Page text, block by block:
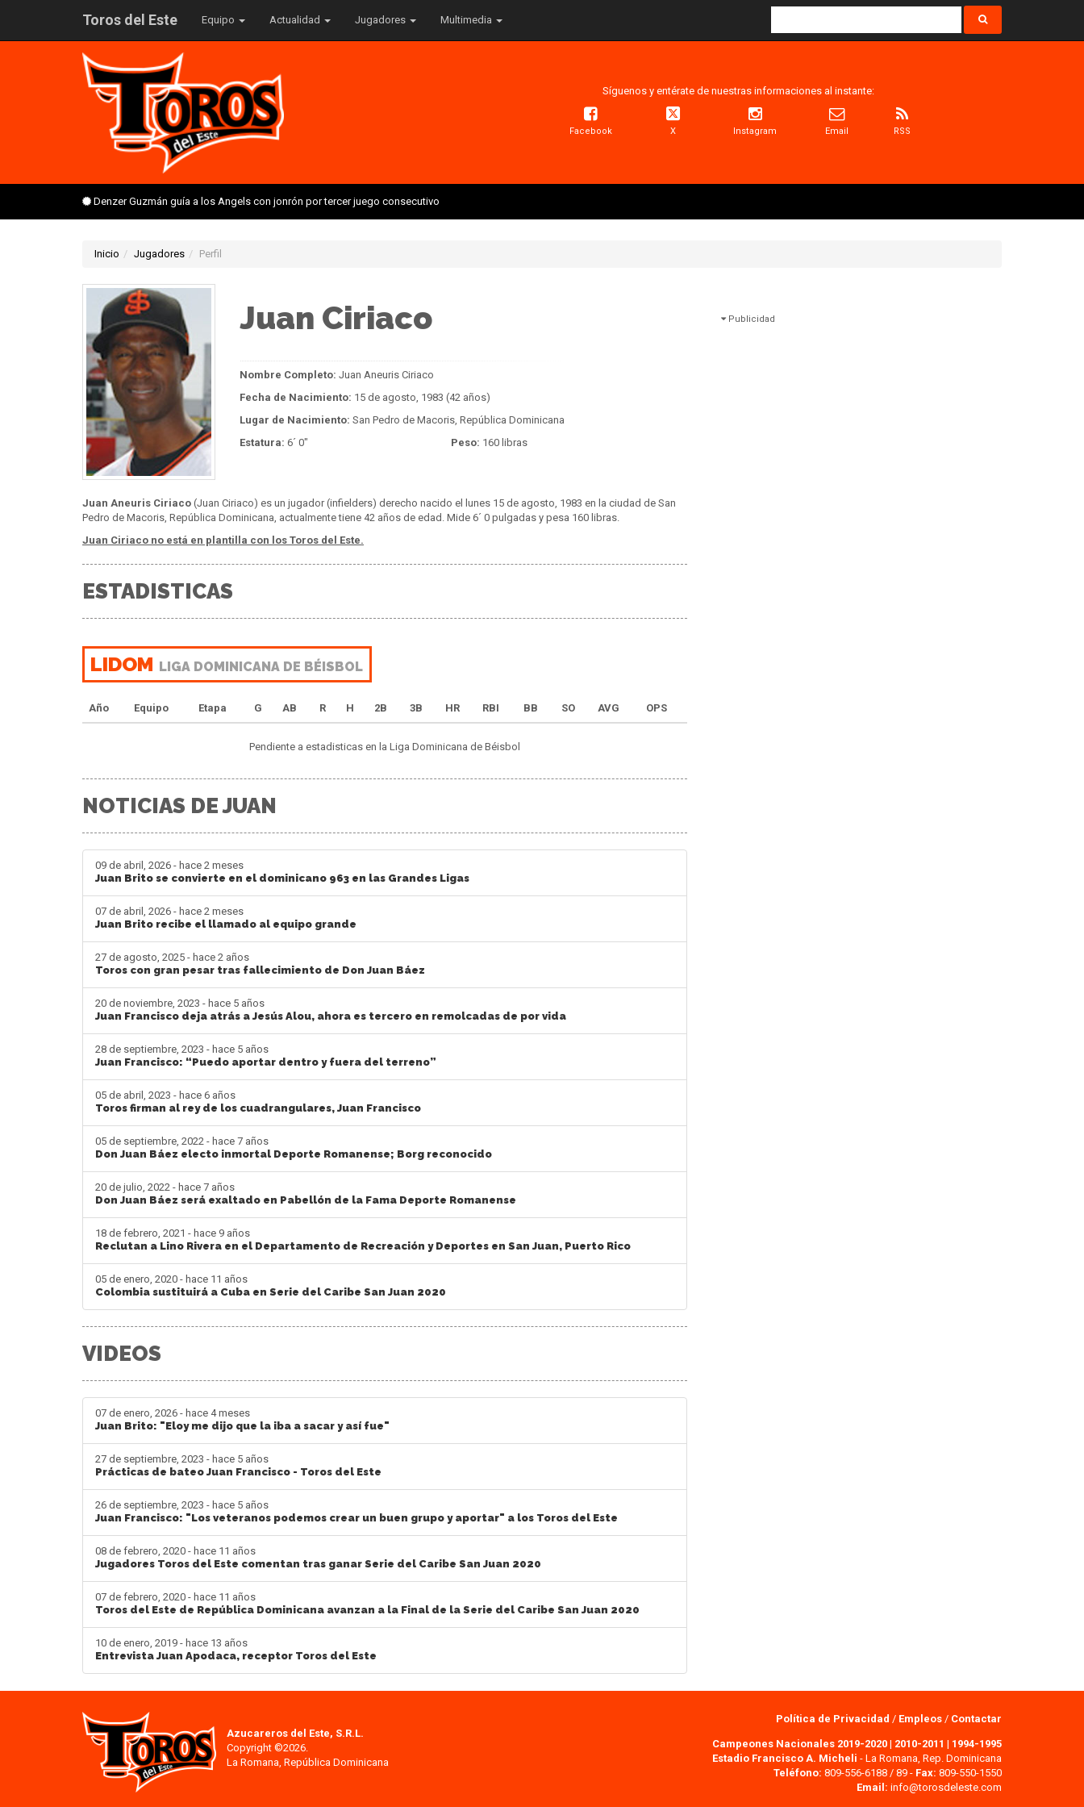
Toros del Este Equipo Actualidad Jugadores Multimedia
Síguenos y entérate de nuestras informaciones al instante:
Facebook X Instagram Email RSS
Denzer Guzmán guía a los Angels con jonrón por tercer juego consecutivo
Inicio Jugadores Perfil
Juan Ciriaco
Nombre Completo: Juan Aneuris Ciriaco
Fecha de Nacimiento: 15 de agosto, 1983 (42 años)
Lugar de Nacimiento: San Pedro de Macoris, República Dominicana
Estatura: 6´ 0" Peso: 160 libras
Juan Aneuris Ciriaco (Juan Ciriaco) es un jugador (infielders) derecho nacido el lunes 15 de agosto, 1983 en la ciudad de San
Pedro de Macoris, República Dominicana, actualmente tiene 42 años de edad. Mide 6´ 0 pulgadas y pesa 160 libras.
Juan Ciriaco no está en plantilla con los Toros del Este.
ESTADISTICAS
LIDOM LIGA DOMINICANA DE BÉISBOL
Año Equipo Etapa G AB R H 2B 3B HR RBI BB SO AVG OPS
Pendiente a estadisticas en la Liga Dominicana de Béisbol
NOTICIAS DE JUAN
09 de abril, 2026 - hace 2 meses
Juan Brito se convierte en el dominicano 963 en las Grandes Ligas
07 de abril, 2026 - hace 2 meses
Juan Brito recibe el llamado al equipo grande
27 de agosto, 2025 - hace 2 años
Toros con gran pesar tras fallecimiento de Don Juan Báez
20 de noviembre, 2023 - hace 5 años
Juan Francisco deja atrás a Jesús Alou, ahora es tercero en remolcadas de por vida
28 de septiembre, 2023 - hace 5 años
Juan Francisco: “Puedo aportar dentro y fuera del terreno”
05 de abril, 2023 - hace 6 años
Toros firman al rey de los cuadrangulares, Juan Francisco
05 de septiembre, 2022 - hace 7 años
Don Juan Báez electo inmortal Deporte Romanense; Borg reconocido
20 de julio, 2022 - hace 7 años
Don Juan Báez será exaltado en Pabellón de la Fama Deporte Romanense
18 de febrero, 2021 - hace 9 años
Reclutan a Lino Rivera en el Departamento de Recreación y Deportes en San Juan, Puerto Rico
05 de enero, 2020 - hace 11 años
Colombia sustituirá a Cuba en Serie del Caribe San Juan 2020
VIDEOS
07 de enero, 2026 - hace 4 meses
Juan Brito: "Eloy me dijo que la iba a sacar y así fue"
27 de septiembre, 2023 - hace 5 años
Prácticas de bateo Juan Francisco - Toros del Este
26 de septiembre, 2023 - hace 5 años
Juan Francisco: "Los veteranos podemos crear un buen grupo y aportar" a los Toros del Este
08 de febrero, 2020 - hace 11 años
Jugadores Toros del Este comentan tras ganar Serie del Caribe San Juan 2020
07 de febrero, 2020 - hace 11 años
Toros del Este de República Dominicana avanzan a la Final de la Serie del Caribe San Juan 2020
10 de enero, 2019 - hace 13 años
Entrevista Juan Apodaca, receptor Toros del Este
Publicidad
Azucareros del Este, S.R.L.
Copyright ©2026.
La Romana, República Dominicana
Política de Privacidad / Empleos / Contactar
Campeones Nacionales 2019-2020 | 2010-2011 | 1994-1995
Estadio Francisco A. Micheli - La Romana, Rep. Dominicana
Teléfono: 809-556-6188 / 89 - Fax: 809-550-1550
Email: info@torosdeleste.com